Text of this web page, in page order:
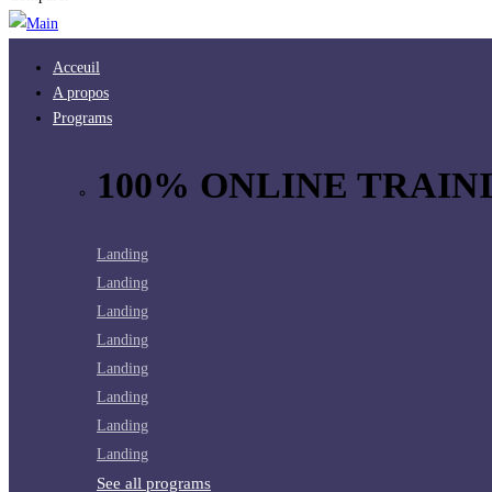
Acceuil
A propos
Programs
100% ONLINE
Landing
Landing
Landing
Landing
Landing
Landing
Landing
Landing
See all programs